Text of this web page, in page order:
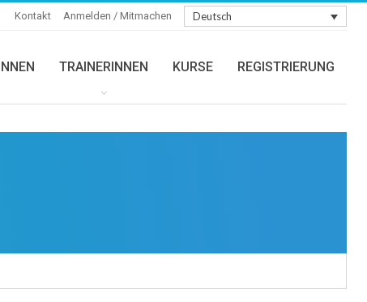
Deutsch
Anmelden / Mitmachen
Kontakt
TRAINERINNEN KURSE REGISTRIERUNG